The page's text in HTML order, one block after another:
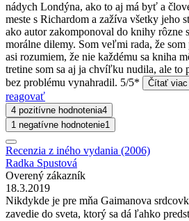
nádych Londýna, ako to aj má byť a
meste s Richardom a zažíva všetky jeho
ako autor zakomponoval do knihy rôzne
morálne dilemy. Som veľmi rada, že
asi rozumiem, že nie každému sa kniha
tretine som sa aj ja chvíľku nudila, ale to
bez problému vynahradil. 5/5*
Čítať viac
reagovať
4 pozitívne hodnotenia4
1 negatívne hodnotenie1
Recenzia z iného vydania (2006)
Radka Spustová
Overený zákazník
18.3.2019
Nikdykde je pre mňa Gaimanova
zavedie do sveta, ktorý sa dá ľahko